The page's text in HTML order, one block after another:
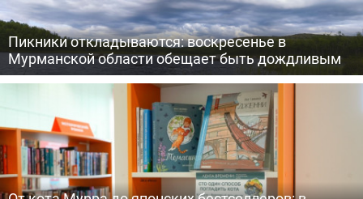
Пикники откладываются: воскресенье в
Мурманской области обещает быть дождливым